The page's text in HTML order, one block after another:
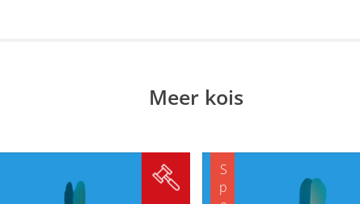
Meer kois